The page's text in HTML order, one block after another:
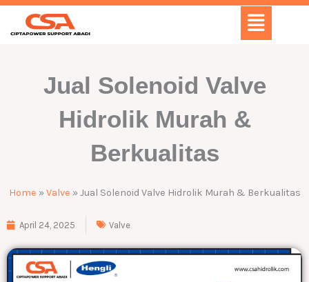
Skip
Menu
Jual Solenoid Valve
Hidrolik Murah &
Berkualitas
Home »Valve »Jual Solenoid Valve Hidrolik Murah & Berkualitas
April 24, 2025 Valve